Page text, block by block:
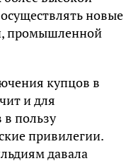
новые
промышленной
купцов в
и для
пользу
привилегии.
давала